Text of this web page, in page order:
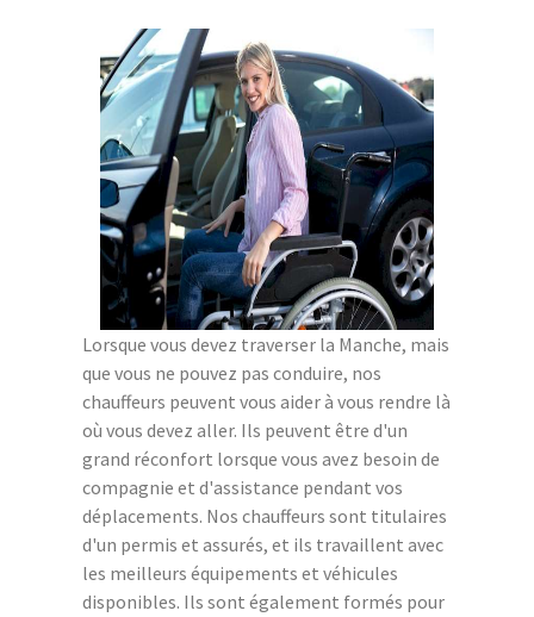
Lorsque vous devez traverser la Manche, mais
que vous ne pouvez pas conduire, nos
chauffeurs peuvent vous aider à vous rendre là
où vous devez aller. Ils peuvent être d'un
grand réconfort lorsque vous avez besoin de
compagnie et d'assistance pendant vos
déplacements. Nos chauffeurs sont titulaires
d'un permis et assurés, et ils travaillent avec
les meilleurs équipements et véhicules
disponibles. Ils sont également formés pour